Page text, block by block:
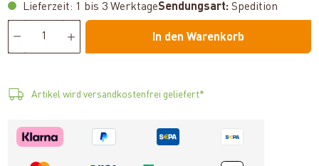
Lieferzeit: 1 bis 3 WerktageSendungsart: Spedition
In den Warenkorb
Artikel wird versandkostenfrei geliefert*